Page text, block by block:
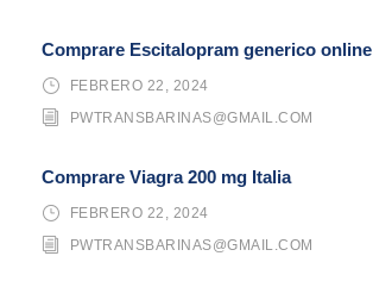
Comprare Escitalopram generico online
FEBRERO 22, 2024
PWTRANSBARINAS@GMAIL.COM
Comprare Viagra 200 mg Italia
FEBRERO 22, 2024
PWTRANSBARINAS@GMAIL.COM